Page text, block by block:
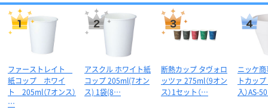
ファーストレイト
紙コップ ホワイ
ト 205ml（7オンス）
…
アスクル ホワイト紙
コップ 205ml(7オン
ス) 1袋(8…
断熱カップ タヴォロ
ッツァ 275ml（9オン
ス）1セット（…
ニッケ
トカッ
入）AS-